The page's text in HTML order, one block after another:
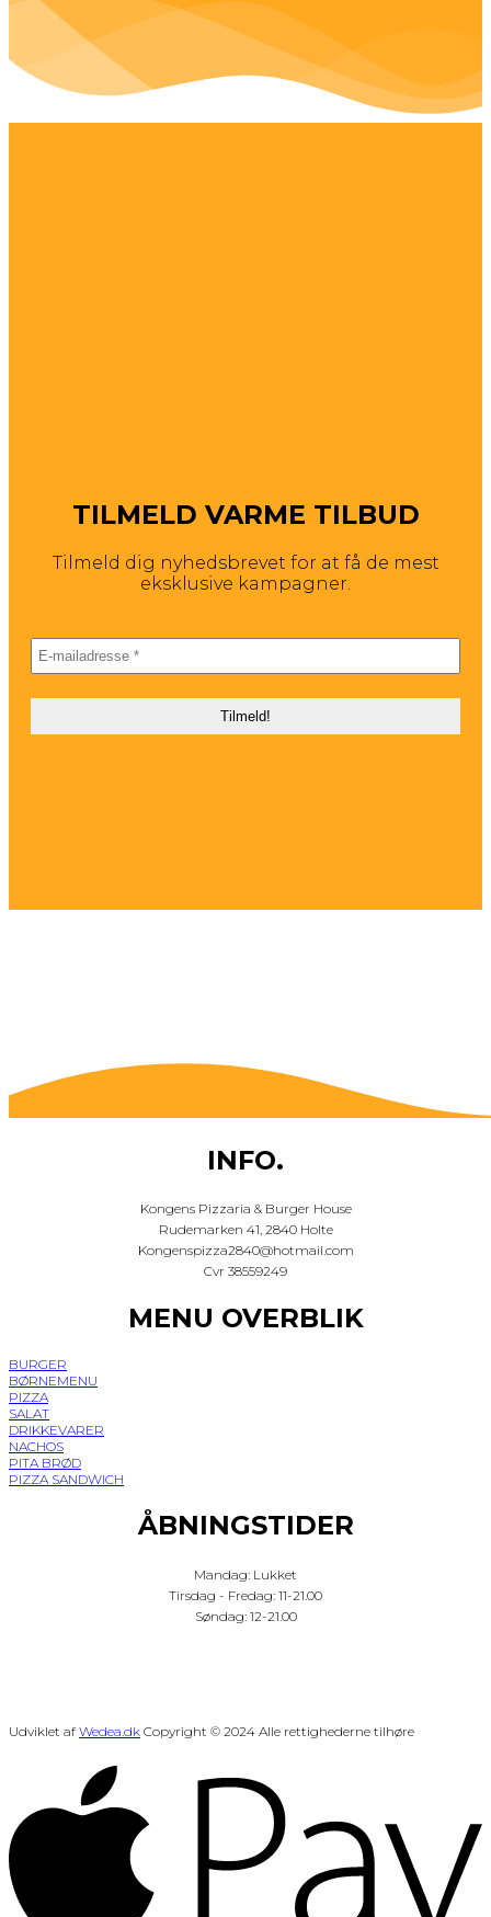
TILMELD VARME TILBUD
Tilmeld dig nyhedsbrevet for at få de mest
eksklusive kampagner.
INFO.
Kongens Pizzaria & Burger House
Rudemarken 41, 2840 Holte
Kongenspizza2840@hotmail.com
Cvr 38559249
MENU OVERBLIK
BURGER
BØRNEMENU
PIZZA
SALAT
DRIKKEVARER
NACHOS
PITA BRØD
PIZZA SANDWICH
ÅBNINGSTIDER
Mandag: Lukket
Tirsdag - Fredag: 11-21.00
Søndag: 12-21.00
Udviklet af Wedea.dk Copyright © 2024 Alle rettighederne tilhøre